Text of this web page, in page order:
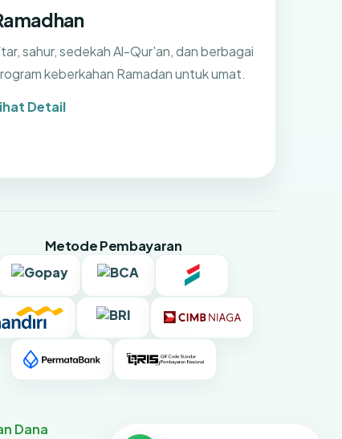
sahur, sedekah Al-Qur'an, dan berbagai
keberkahan Ramadan untuk umat.
Detail
Metode Pembayaran
Dana